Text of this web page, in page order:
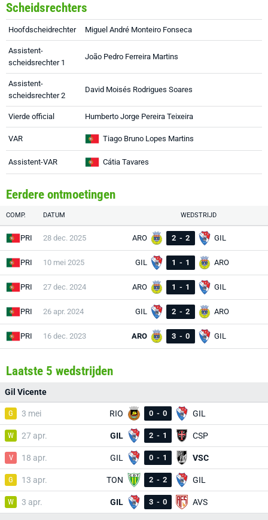
Scheidsrechters
Hoofdscheidrechter Miguel André Monteiro Fonseca
Assistent-
scheidsrechter 1
João Pedro Ferreira Martins
Assistent-
scheidsrechter 2
David Moisés Rodrigues Soares
Vierde official Humberto Jorge Pereira Teixeira
VAR Tiago Bruno Lopes Martins
Assistent-VAR Cátia Tavares
Eerdere ontmoetingen
COMP. DATUM WEDSTRIJD
PRI 28 dec. 2025 ARO 2 - 2 GIL
PRI 10 mei 2025 GIL 1 - 1 ARO
PRI 27 dec. 2024 ARO 1 - 1 GIL
PRI 26 apr. 2024 GIL 2 - 2 ARO
PRI 16 dec. 2023 ARO 3 - 0 GIL
Laatste 5 wedstrijden
Gil Vicente
G 3 mei RIO 0 - 0 GIL
W 27 apr. GIL 2 - 1 CSP
V 18 apr. GIL 0 - 1 VSC
G 13 apr. TON 2 - 2 GIL
W 3 apr. GIL 3 - 0 AVS